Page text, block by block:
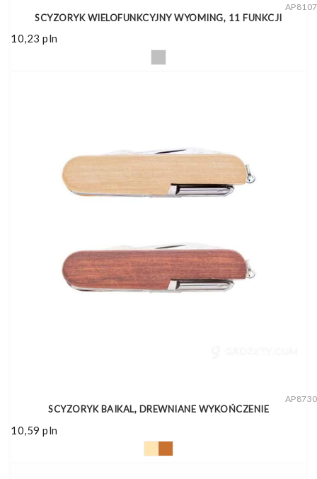
SCYZORYK WIELOFUNKCYJNY WYOMING, 11 FUNKCJI
10,23 pln
SCYZORYK BAIKAL, DREWNIANE WYKOŃCZENIE
10,59 pln